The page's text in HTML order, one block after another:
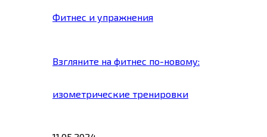
Фитнес и упражнения
Взгляните на фитнес по-новому:
изометрические тренировки